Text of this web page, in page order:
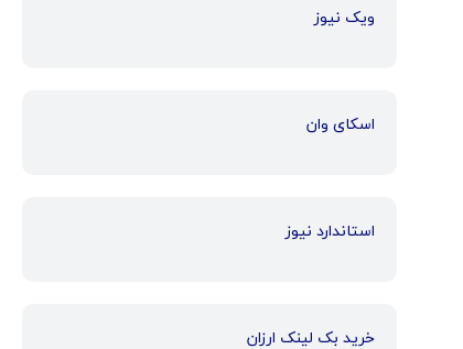
ویک نیوز
اسکای وان
استاندارد نیوز
خرید بک لینک ارزان